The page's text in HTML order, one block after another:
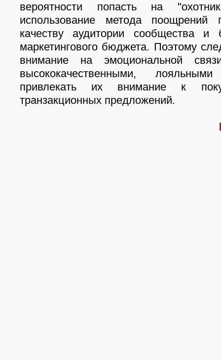
вероятности попасть на
использование метода поощрений
качеству аудитории сообщества и
маркетингового бюджета. Поэтому
внимание на эмоциональной
высококачественными,
привлекать их внимание к
транзакционных предложений.